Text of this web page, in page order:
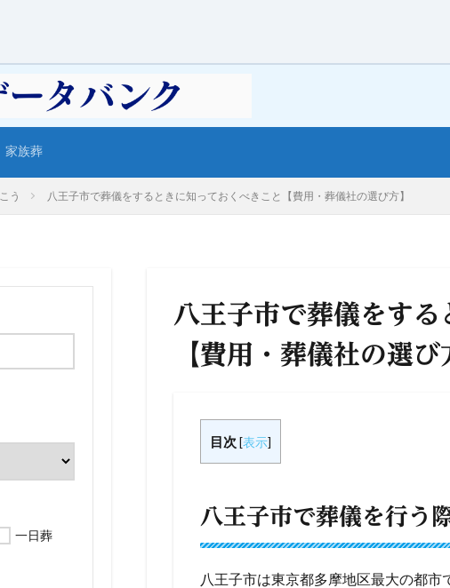
家族葬
う 八王子市で葬儀をするときに知っておくべきこと【費用・葬儀社の選び方】
八王子市で葬儀をす
【費用・葬儀社の選び
目次 [表示]
八王子市で葬儀を行う
八王子市は東京都多摩地区最大の都
一日葬